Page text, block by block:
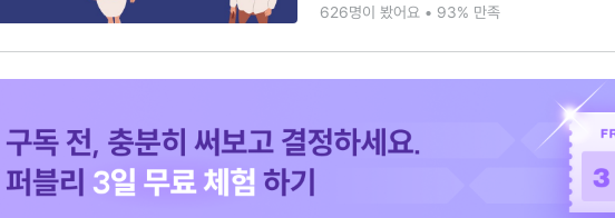
626명이 봤어요 • 93% 만족